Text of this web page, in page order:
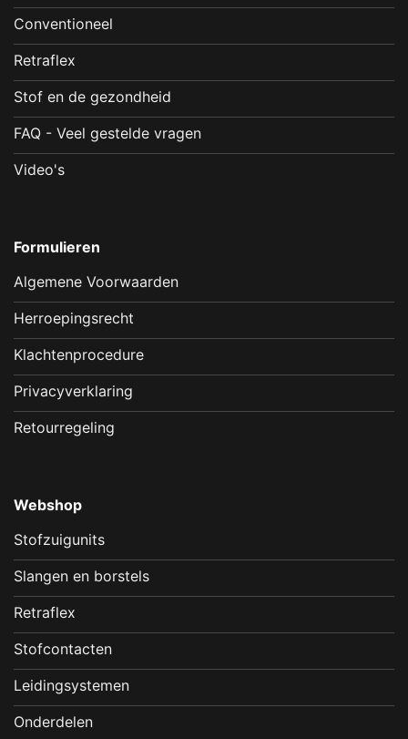
Conventioneel
Retraflex
Stof en de gezondheid
FAQ - Veel gestelde vragen
Video's
Formulieren
Algemene Voorwaarden
Herroepingsrecht
Klachtenprocedure
Privacyverklaring
Retourregeling
Webshop
Stofzuigunits
Slangen en borstels
Retraflex
Stofcontacten
Leidingsystemen
Onderdelen